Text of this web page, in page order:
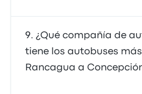
¿Qué compañía de
tiene los autobuses
Rancagua a